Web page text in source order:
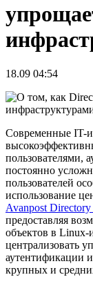
18.09 04:54
Современные IT-
пользователями,
постоянно
пользователей
использование
Avanpost Directory
предоставляя
объектов в Linux-
централизовать
аутентификации
крупных и